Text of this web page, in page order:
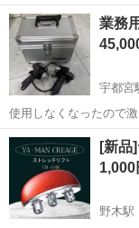
就業先:休憩室あり・更
工とフォークリフト運
の操作や完成品の運搬を
アルバイト・パート
業務
宇都宮
使用しなくなったので
い方わからない方はやめた方が
方のみ 現金払いのみ
栃木 宇都宮市
[新品
1,000
野木駅